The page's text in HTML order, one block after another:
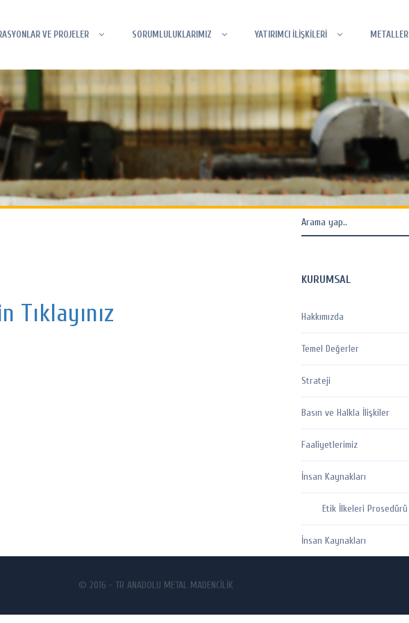
VE PROJELER SORUMLULUKLARIMIZ YATIRIMCI İLİŞKİLERİ METALLER
KURUMSAL
Hakkımızda
Temel Değerler
Strateji
Basın ve Halkla İlişkiler
Faaliyetlerimiz
İnsan Kaynakları
Etik İlkeleri Prosedürü
İnsan Kaynakları
© 2016 - TR ANADOLU METAL MADENCİLİK